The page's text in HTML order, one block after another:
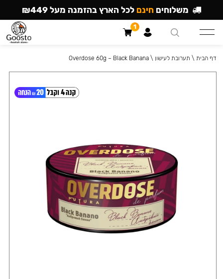
דף הבית \ תערובת לעישון \
Overdose 60g – Black Banana
משלוחים חינם לכל הארץ בהזמנה מעל ₪449
1